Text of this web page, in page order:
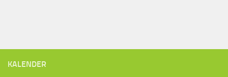
KALENDER